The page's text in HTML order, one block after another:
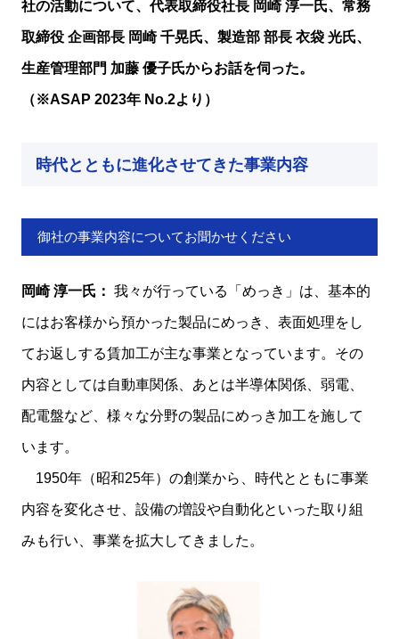
社の活動について、代表取締役社長 岡崎 淳一氏、常務
取締役 企画部長 岡崎 千晃氏、製造部 部長 衣袋 光氏、
生産管理部門 加藤 優子氏からお話を伺った。
（※ASAP 2023年 No.2より）
時代とともに進化させてきた事業内容
御社の事業内容についてお聞かせください
岡崎 淳一氏： 我々が行っている「めっき」は、基本的
にはお客様から預かった製品にめっき、表面処理をし
てお返しする賃加工が主な事業となっています。その
内容としては自動車関係、あとは半導体関係、弱電、
配電盤など、様々な分野の製品にめっき加工を施して
います。
1950年（昭和25年）の創業から、時代とともに事業
内容を変化させ、設備の増設や自動化といった取り組
みも行い、事業を拡大してきました。